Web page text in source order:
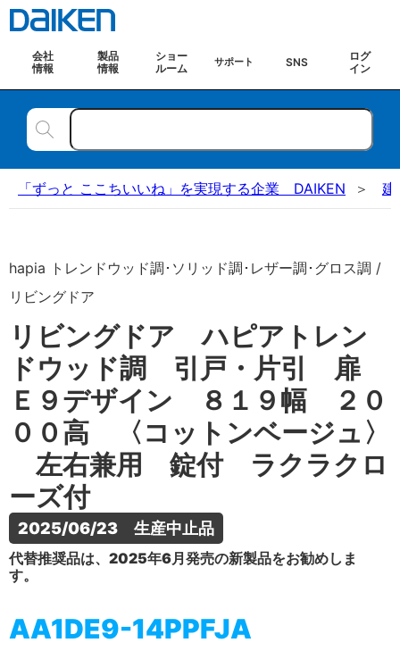
会社
情報
製品
情報
ショー
ルーム
サポート SNS
ログ
イン
「ずっと ここちいいね」を実現する企業 DAIKEN 建
hapia トレンドウッド調･ソリッド調･レザー調･グロス調 /
リビングドア
リビングドア ハピアトレン
ドウッド調 引戸・片引 扉
Ｅ９デザイン ８１９幅 ２０
００高 〈コットンベージュ〉
左右兼用 錠付 ラクラクロ
ーズ付
2025/06/23　生産中止品
代替推奨品は、2025年6月発売の新製品をお勧めしま
す。
AA1DE9-14PPFJA